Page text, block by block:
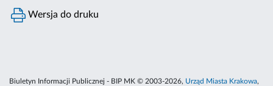
Wersja do druku
Biuletyn Informacji Publicznej - BIP MK © 2003-2026, Urząd Miasta Krakowa,